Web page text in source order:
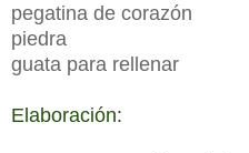
pegatina de corazón
piedra
guata para rellenar
Elaboración: